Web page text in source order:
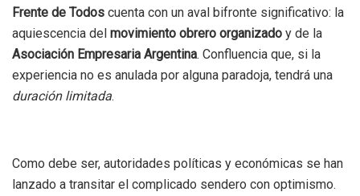
Frente de Todos cuenta con un aval bifronte significativo: la
aquiescencia del movimiento obrero organizado y de la
Asociación Empresaria Argentina. Confluencia que, si la
experiencia no es anulada por alguna paradoja, tendrá una
duración limitada.
Como debe ser, autoridades políticas y económicas se han
lanzado a transitar el complicado sendero con optimismo.